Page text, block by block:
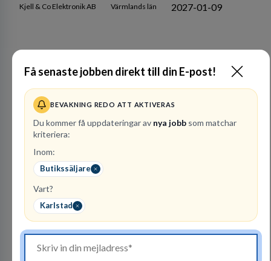
Få senaste jobben direkt till din E-post!
BEVAKNING REDO ATT AKTIVERAS
Du kommer få uppdateringar av nya jobb som matchar
kriteriera:
Inom:
Butikssäljare
Vart?
Karlstad
Kjell & Co Elektronik AB Värmlands län 2027-01-09
Arbetsgivare i fokus
PerformIQ
29lediga jobb
Visa jobb
kandidater har rätt CV och det där lilla extra